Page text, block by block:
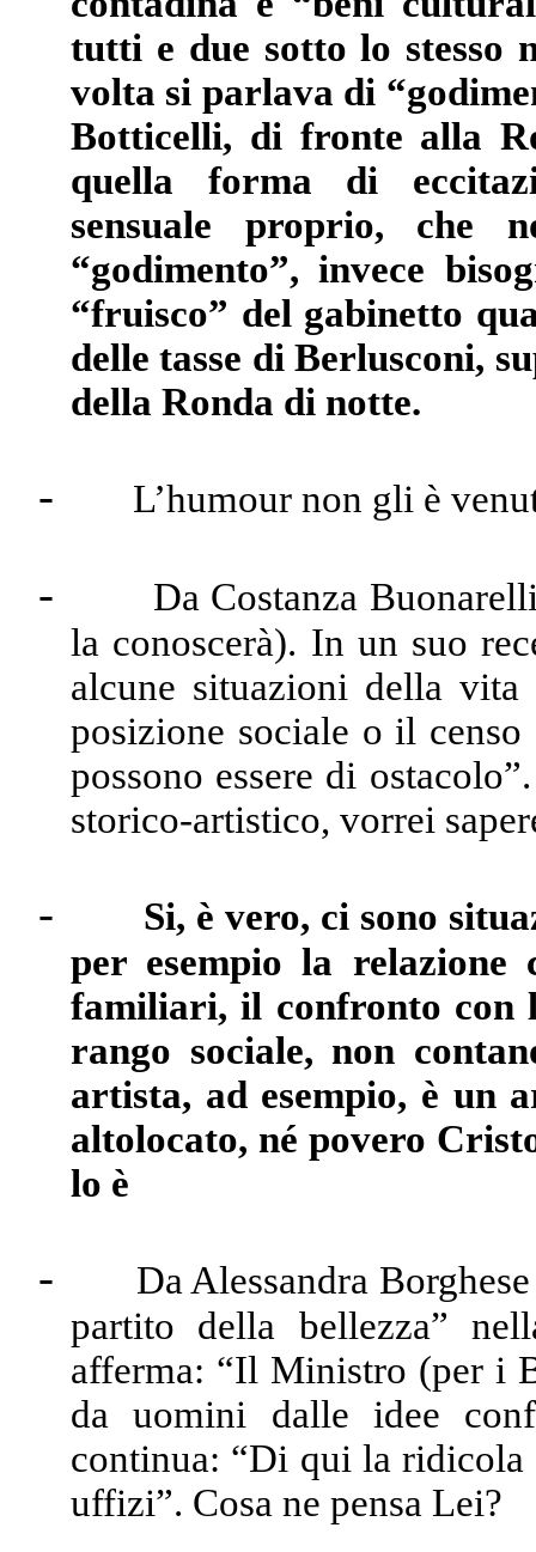
tutti e due sotto lo stesso
volta si parlava di
Botticelli, di fronte alla
quella forma di
sensuale proprio, che
“godimento”, invece
“fruisco” del gabinetto
delle tasse di Berlusconi,
della Ronda di notte.
- L’humour non gli è
-
Da Costanza
la conoscerà). In un suo
alcune situazioni della
posizione sociale o il
possono essere di
storico-artistico, vorrei
-
Si, è vero, ci sono
per esempio la
familiari, il confronto con
rango sociale, non
artista, ad esempio, è un
altolocato, né povero
lo è
-
Da Alessandra
partito della bellezza”
afferma: “Il Ministro (per i
da uomini dalle idee
continua: “Di qui la
uffizi”. Cosa ne pensa Lei?